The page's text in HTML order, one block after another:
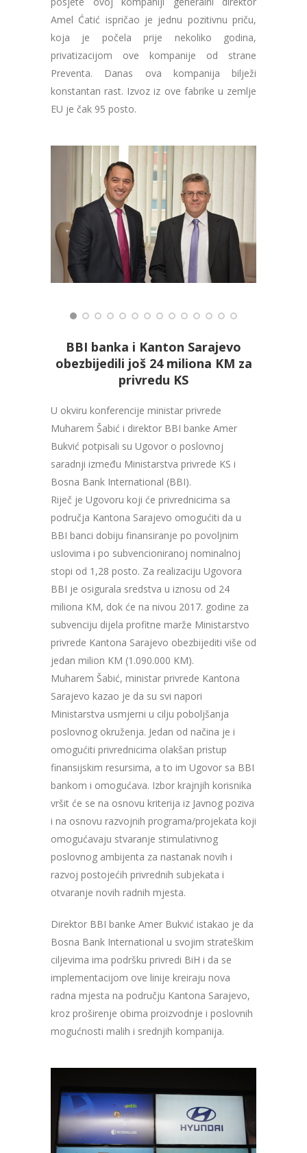
Amel Ćatić ispričao je jednu pozitivnu priču,
koja je počela prije nekoliko godina,
privatizacijom ove kompanije od strane
Preventa. Danas ova kompanija bilježi
konstantan rast. Izvoz iz ove fabrike u zemlje
EU je čak 95 posto.
BBI banka i Kanton Sarajevo
obezbijedili još 24 miliona KM za
privredu KS
U okviru konferencije ministar privrede
Muharem Šabić i direktor BBI banke Amer
Bukvić potpisali su Ugovor o poslovnoj
saradnji između Ministarstva privrede KS i
Bosna Bank International (BBI).
Riječ je Ugovoru koji će privrednicima sa
područja Kantona Sarajevo omogućiti da u
BBI banci dobiju finansiranje po povoljnim
uslovima i po subvencioniranoj nominalnoj
stopi od 1,28 posto. Za realizaciju Ugovora
BBI je osigurala sredstva u iznosu od 24
miliona KM, dok će na nivou 2017. godine za
subvenciju dijela profitne marže Ministarstvo
privrede Kantona Sarajevo obezbijediti više od
jedan milion KM (1.090.000 KM).
Muharem Šabić, ministar privrede Kantona
Sarajevo kazao je da su svi napori
Ministarstva usmjerni u cilju poboljšanja
poslovnog okruženja. Jedan od načina je i
omogućiti privrednicima olakšan pristup
finansijskim resursima, a to im Ugovor sa BBI
bankom i omogućava. Izbor krajnjih korisnika
vršit će se na osnovu kriterija iz Javnog poziva
i na osnovu razvojnih programa/projekata koji
omogućavaju stvaranje stimulativnog
poslovnog ambijenta za nastanak novih i
razvoj postojećih privrednih subjekata i
otvaranje novih radnih mjesta.
Direktor BBI banke Amer Bukvić istakao je da
Bosna Bank International u svojim strateškim
ciljevima ima podršku privredi BiH i da se
implementacijom ove linije kreiraju nova
radna mjesta na području Kantona Sarajevo,
kroz proširenje obima proizvodnje i poslovnih
mogućnosti malih i srednjih kompanija.